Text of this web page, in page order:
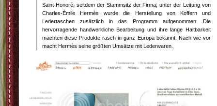
Saint-Honoré, seitdem der Stammsitz der Firma; unter der Leitung von
Charles-Émile Hermès wurde die Herstellung von Koffern und
Ledertaschen zusätzlich in das Programm aufgenommen. Die
hervorragende handwerkliche Bearbeitung und ihre lange Haltbarkeit
machten diese Produkte rasch in ganz Europa bekannt. Nach wie vor
macht Hermès seine größten Umsätze mit Lederwaren.